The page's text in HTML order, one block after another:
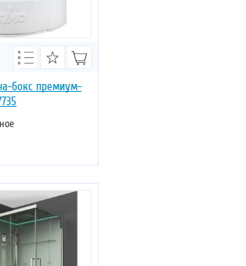
бокс премиум-
круга